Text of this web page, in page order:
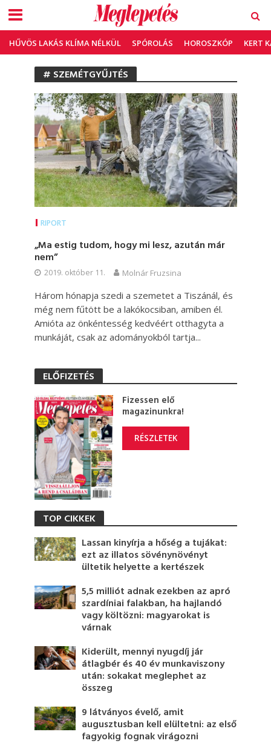
HŰVÖS LAKÁS KLÍMA NÉLKÜL SPÓROLÁS HOROSZKÓP KERT
# SZEMÉTGYŰJTÉS
RIPORT
„Ma estig tudom, hogy mi lesz, azután már
nem”
2019. október 11. Molnár Fruzsina
Három hónapja szedi a szemetet a Tiszánál, és
még nem fűtött be a lakókocsiban, amiben él.
Amióta az önkéntesség kedvéért otthagyta a
munkáját, csak az adományokból tartja...
ELŐFIZETÉS
Fizessen elő
magazinunkra!
RÉSZLETEK
TOP CIKKEK
Lassan kinyírja a hőség a tujákat:
ezt az illatos sövénynövényt
ültetik helyette a kertészek
5,5 milliót adnak ezekben az apró
szardíniai falakban, ha hajlandó
vagy költözni: magyarokat is
várnak
Kiderült, mennyi nyugdíj jár
átlagbér és 40 év munkaviszony
után: sokakat meglephet az
összeg
9 látványos évelő, amit
augusztusban kell elültetni: az első
fagyokig fognak virágozni